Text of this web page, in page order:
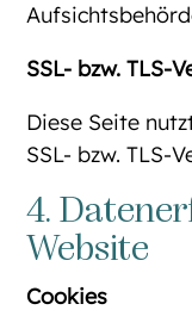
SSL- bzw. TLS-
Diese Seite
SSL- bzw. TLS-
4.
Website
Cookies